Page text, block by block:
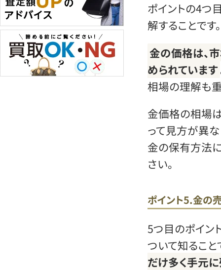
ポイントの4つ
解することです。
金の価格は、
められています
相場の理解も
金価格の相場
って見方が異な
金の保有方法
さい。
ポイント5.金の
5つ目のポイン
ついて知ること
だけ多く手元